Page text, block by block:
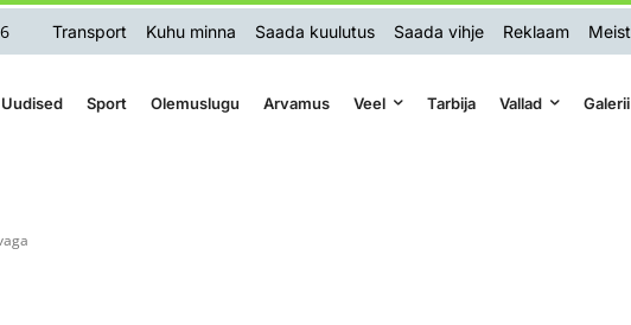
Transport Kuhu minna Saada kuulutus Saada vihje Reklaam Meist
Uudised Sport Olemuslugu Arvamus Veel Tarbija Vallad Galerii